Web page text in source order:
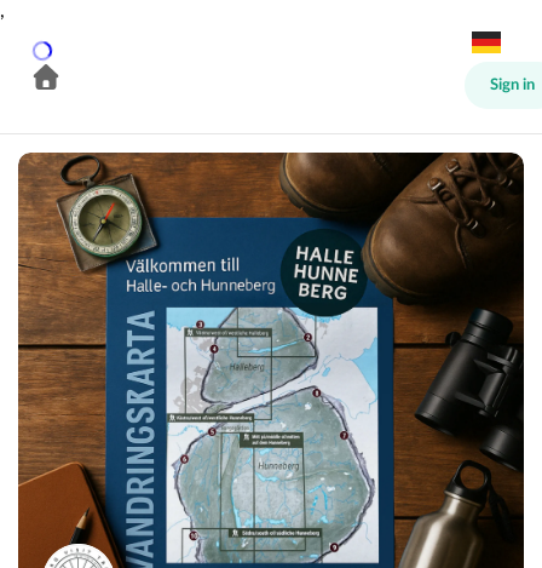
Sign in
,